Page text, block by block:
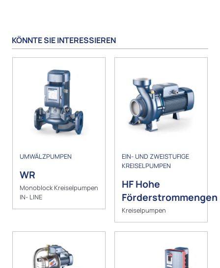
KÖNNTE SIE INTERESSIEREN
UMWÄLZPUMPEN
WR
Monoblock Kreiselpumpen
IN- LINE
EIN- UND ZWEISTUFIGE
KREISELPUMPEN
HF Hohe
Förderstrommengen
Kreiselpumpen